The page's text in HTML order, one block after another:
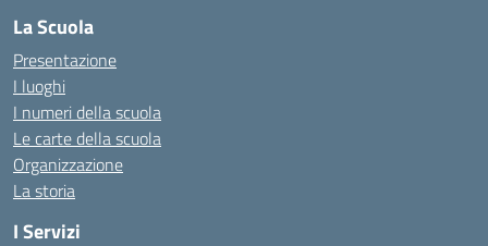
La Scuola
Presentazione
I luoghi
I numeri della scuola
Le carte della scuola
Organizzazione
La storia
I Servizi